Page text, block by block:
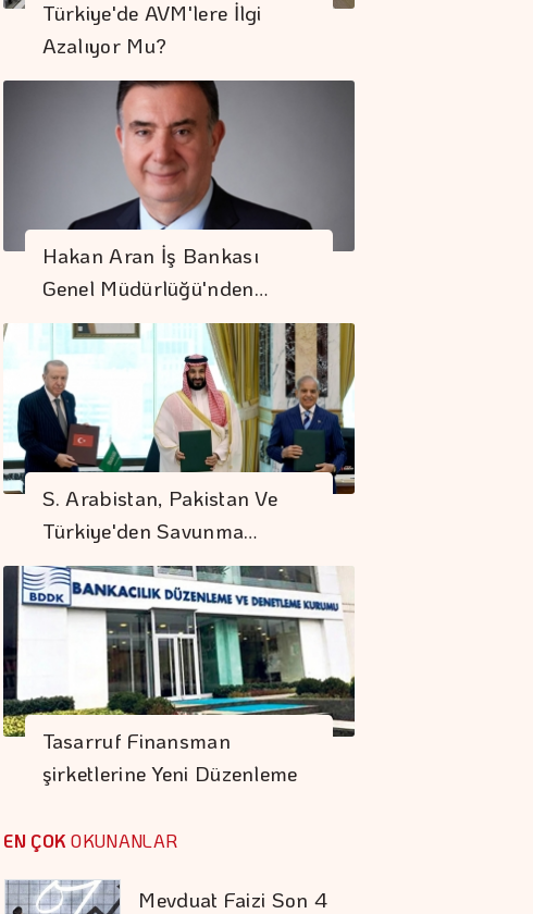
Türkiye'de AVM'lere İlgi
Azalıyor Mu?
Hakan Aran İş Bankası
Genel Müdürlüğü'nden…
S. Arabistan, Pakistan Ve
Türkiye'den Savunma…
Tasarruf Finansman
şirketlerine Yeni Düzenleme
EN ÇOK OKUNANLAR
Mobilya İhracatında
Avrupa İvmesi
Hürmüz
Kısıtlamaları
Petrolün Fiyatını
Pozitif Etkiledi
Sigaraya Yeni Zam
Geldi
Karadağ'ı Vizesiz
Avantajlı Tur
Seçenekleri
Mevduat Faizi Son 4